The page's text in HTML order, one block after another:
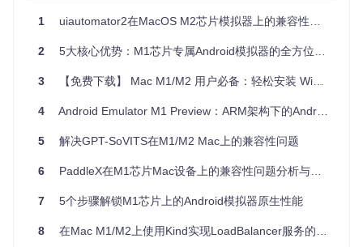
ARM指令集应用，避免了指令集转换过程中的性能损失。
二、从零开始的部署指南
2.1 环境准备与前置检查
在开始部署前，请确认系统满足以下要求：
Apple Silicon M1/M2系列芯片（包括M1 Pro/Max/Ultra）
至少8GB内存（推荐16GB以支持多设备模拟）
过终端执行xcode-select --install完成安装。
1 uiautomator2在MacOS M2芯片模拟器上的兼容性问题解析
2 5大核心优势：M1芯片专属Android模拟器的全方位技术指南
3 【免费下载】 Mac M1/M2 用户必备：轻松安装 Windows 11 虚拟机指南
4 Android Emulator M1 Preview：ARM架构下的Android开发性能加速方案
5 解决GPT-SoVITS在M1/M2 Mac上的兼容性问题
6 PaddleX在M1芯片Mac设备上的兼容性问题分析与解决方案
7 5个步骤解锁M1芯片上的Android模拟器原生性能
8 在Mac M1/M2上使用Kind实现LoadBalancer服务的解决方案